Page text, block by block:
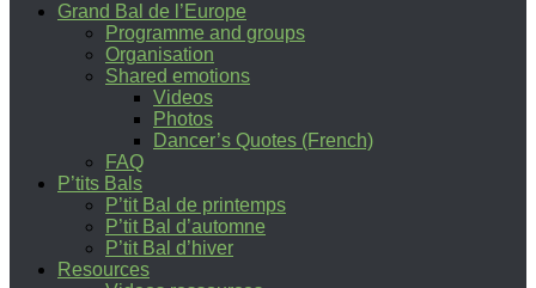
Grand Bal de l’Europe
Programme and groups
Organisation
Shared emotions
Videos
Photos
Dancer’s Quotes (French)
FAQ
P’tits Bals
P’tit Bal de printemps
P’tit Bal d’automne
P’tit Bal d’hiver
Resources